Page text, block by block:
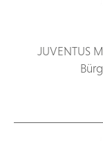
JUVENTUS